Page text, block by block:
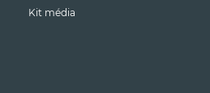
Kit média